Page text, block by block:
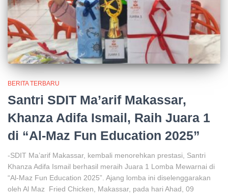
BERITA TERBARU
Santri SDIT Ma’arif Makassar,
Khanza Adifa Ismail, Raih Juara 1
di “Al-Maz Fun Education 2025”
-SDIT Ma’arif Makassar, kembali menorehkan prestasi, Santri
Khanza Adifa Ismail berhasil meraih Juara 1 Lomba Mewarnai di
“Al-Maz Fun Education 2025”. Ajang lomba ini diselenggarakan
oleh Al Maz Fried Chicken, Makassar, pada hari Ahad, 09